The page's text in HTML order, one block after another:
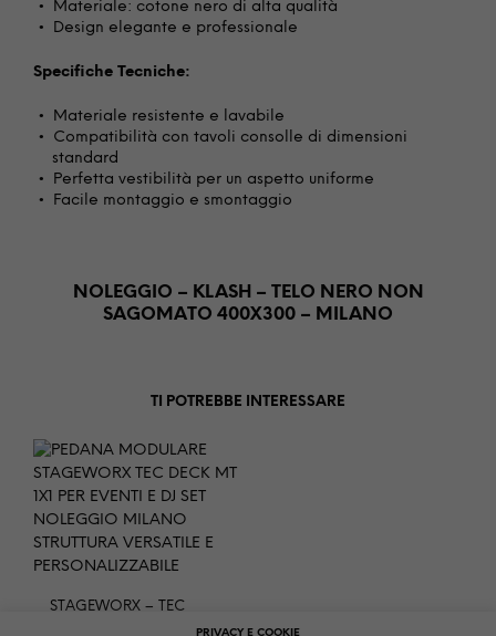
Materiale: cotone nero di alta qualità
Design elegante e professionale
Specifiche Tecniche:
Materiale resistente e lavabile
Compatibilità con tavoli consolle di dimensioni
standard
Perfetta vestibilità per un aspetto uniforme
Facile montaggio e smontaggio
NOLEGGIO – KLASH – TELO NERO NON
SAGOMATO 400X300 – MILANO
TI POTREBBE INTERESSARE
STAGEWORX – TEC
PRIVACY E COOKIE